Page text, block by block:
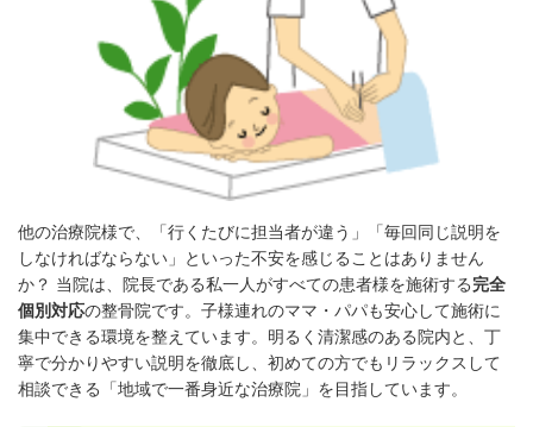
他の治療院様で、「行くたびに担当者が違う」「毎回同じ説明を
しなければならない」といった不安を感じることはありません
か？ 当院は、院長である私一人がすべての患者様を施術する完全
個別対応の整骨院です。子様連れのママ・パパも安心して施術に
集中できる環境を整えています。明るく清潔感のある院内と、丁
寧で分かりやすい説明を徹底し、初めての方でもリラックスして
相談できる「地域で一番身近な治療院」を目指しています。